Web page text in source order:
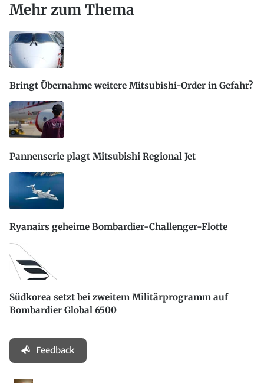
Mehr zum Thema
Bringt Übernahme weitere Mitsubishi-Order in Gefahr?
Pannenserie plagt Mitsubishi Regional Jet
Ryanairs geheime Bombardier-Challenger-Flotte
Südkorea setzt bei zweitem Militärprogramm auf
Bombardier Global 6500
Feedback